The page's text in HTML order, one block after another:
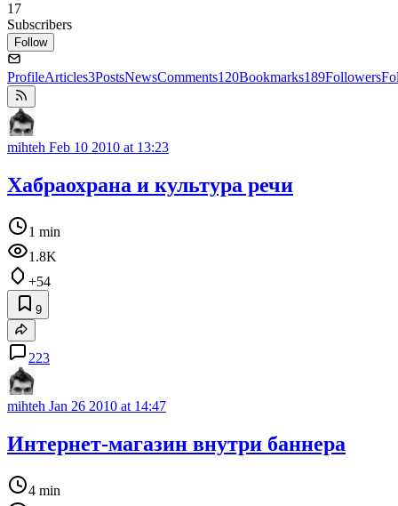
17
Subscribers
Follow
ProfileArticles3PostsNewsComments120Bookmarks189Followers
mihteh Feb 10 2010 at 13:23
Хабраохрана и культура речи
1 min
1.8K
+54
9
223
mihteh Jan 26 2010 at 14:47
Интернет-магазин внутри баннера
4 min